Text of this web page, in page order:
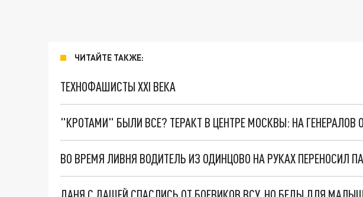
ЧИТАЙТЕ ТАКЖЕ:
ТЕХНОФАШИСТЫ XXI ВЕКА
"КРОТАМИ" БЫЛИ ВСЕ? ТЕРАКТ В ЦЕНТРЕ МОСКВЫ: НА
ВО ВРЕМЯ ЛИВНЯ ВОДИТЕЛЬ ИЗ ОДИНЦОВО НА РУКАХ ПЕРЕНОСИЛ